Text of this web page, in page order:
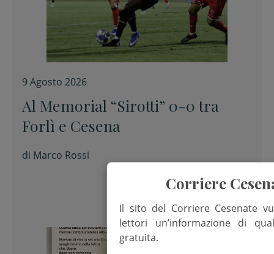
9 Agosto 2026
Al Memorial “Sirotti” 0-0 tra
Forlì e Cesena
di Marco Rossi
Corriere
Il sito del Corriere Cesenate
lettori un’informazione di
gratuita.